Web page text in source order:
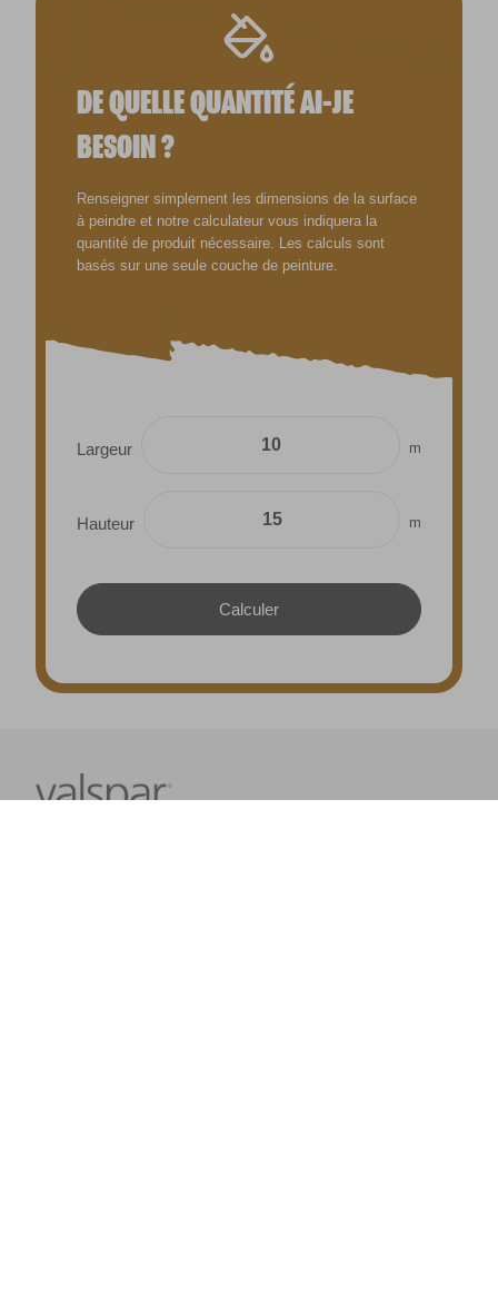
DE QUELLE QUANTITÉ AI-JE
BESOIN ?
Renseigner simplement les dimensions de la surface
à peindre et notre calculateur vous indiquera la
quantité de produit nécessaire. Les calculs sont
basés sur une seule couche de peinture.
Largeur m
Hauteur m